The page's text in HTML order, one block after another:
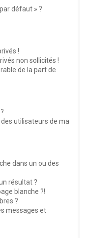
défaut » ?
!
non sollicités !
de la part de
utilisateurs de ma
dans un ou des
résultat ?
blanche ?!
?
messages et